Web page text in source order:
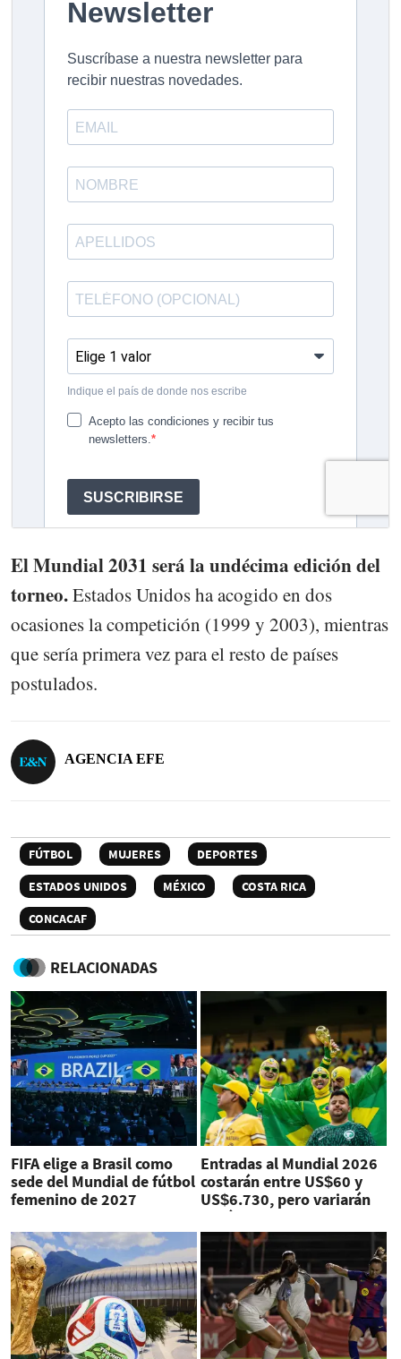
El Mundial 2031 será la undécima edición del
torneo.Estados Unidos ha acogido en dos
ocasiones la competición (1999 y 2003), mientras
que sería primera vez para el resto de países
postulados.
AGENCIA EFE
FÚTBOL MUJERES
DEPORTES
ESTADOS UNIDOS
MÉXICO
COSTA RICA
CONCACAF
RELACIONADAS
FIFA elige a Brasil como
sede del Mundial de fútbol
femenino de 2027
Entradas al Mundial 2026
costarán entre US$60 y
US$6.730, pero variarán
según la demanda